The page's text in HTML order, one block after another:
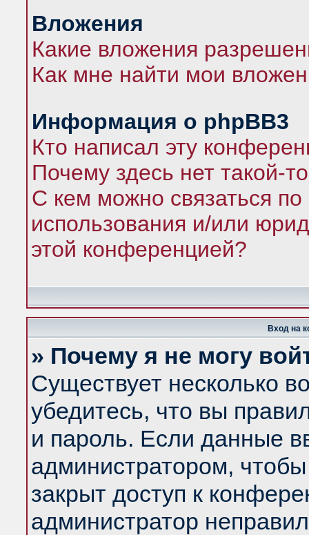
Вложения
Какие вложения
Как мне найти мои
Информация о phpBB3
Кто написал эту
Почему здесь нет такой-
С кем можно связаться по
использования и/или
этой конференцией?
Вход на
» Почему я не могу
Существует несколько
убедитесь, что вы
и пароль. Если данные
администратором,
закрыт доступ к
администратор